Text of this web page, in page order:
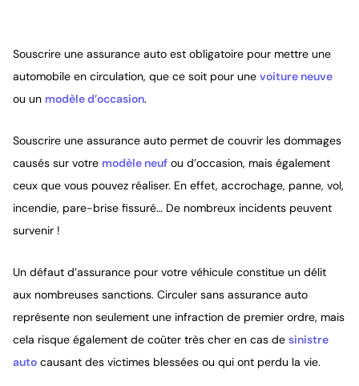
Souscrire une assurance auto est obligatoire pour mettre une
automobile en circulation, que ce soit pour une voiture neuve
ou un modèle d’occasion.
Souscrire une assurance auto permet de couvrir les dommages
causés sur votre modèle neuf ou d’occasion, mais également
ceux que vous pouvez réaliser. En effet, accrochage, panne, vol,
incendie, pare-brise fissuré… De nombreux incidents peuvent
survenir !
Un défaut d’assurance pour votre véhicule constitue un délit
aux nombreuses sanctions. Circuler sans assurance auto
représente non seulement une infraction de premier ordre, mais
cela risque également de coûter très cher en cas de sinistre
auto causant des victimes blessées ou qui ont perdu la vie.